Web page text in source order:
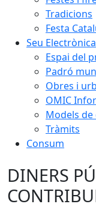
Tradicions
Festa
Seu Electrònica
Espai del
Padró
Obres i
OMIC
Models
Tràmits
Consum
DINERS